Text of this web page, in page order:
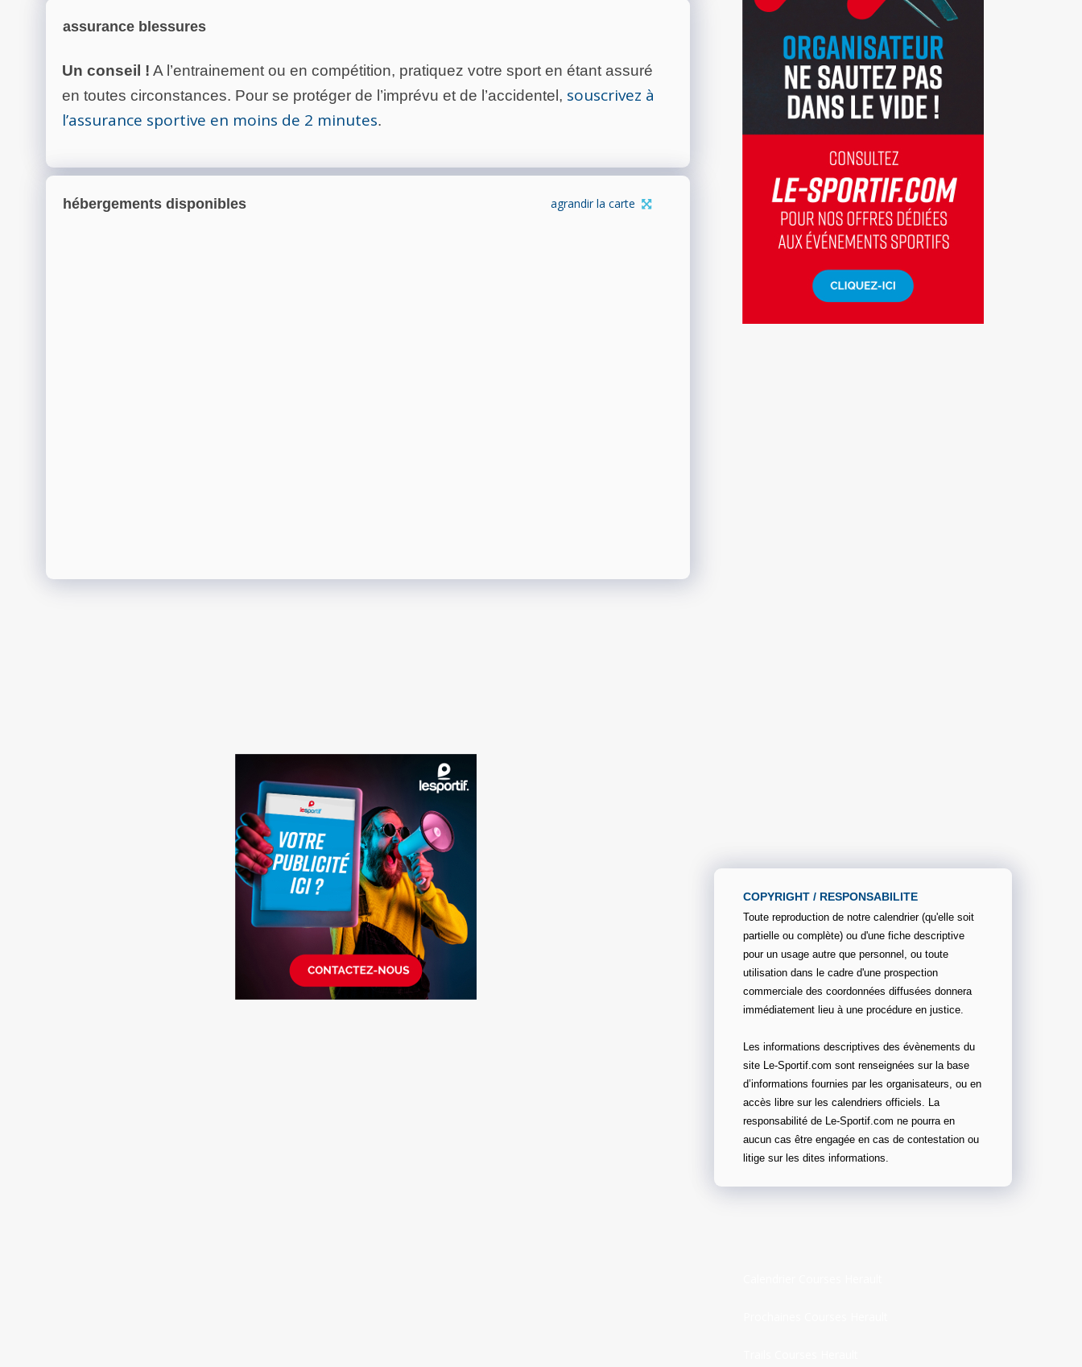
assurance blessures
Un conseil ! A l’entrainement ou en compétition, pratiquez votre sport en étant assuré
en toutes circonstances. Pour se protéger de l’imprévu et de l’accidentel, souscrivez à
l’assurance sportive en moins de 2 minutes.
hébergements disponibles agrandir la carte
COPYRIGHT / RESPONSABILITE
Toute reproduction de notre calendrier (qu'elle soit
partielle ou complète) ou d'une fiche descriptive
pour un usage autre que personnel, ou toute
utilisation dans le cadre d'une prospection
commerciale des coordonnées diffusées donnera
immédiatement lieu à une procédure en justice.
Les informations descriptives des évènements du
site Le-Sportif.com sont renseignées sur la base
d’informations fournies par les organisateurs, ou en
accès libre sur les calendriers officiels. La
responsabilité de Le-Sportif.com ne pourra en
aucun cas être engagée en cas de contestation ou
litige sur les dites informations.